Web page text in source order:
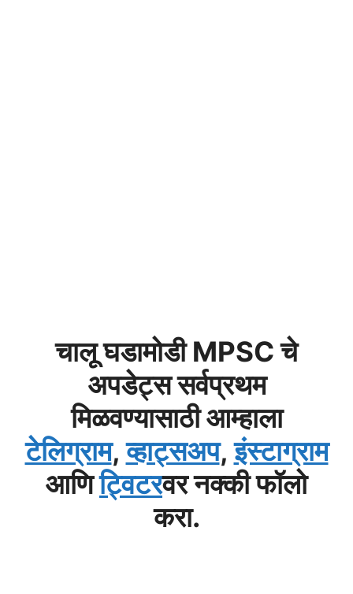
चालू घडामोडी MPSC चे
अपडेट्स सर्वप्रथम
मिळवण्यासाठी आम्हाला
टेलिग्राम,व्हाट्सअप,इंस्टाग्राम
आणिट्विटरवर नक्की फॉलो
करा.